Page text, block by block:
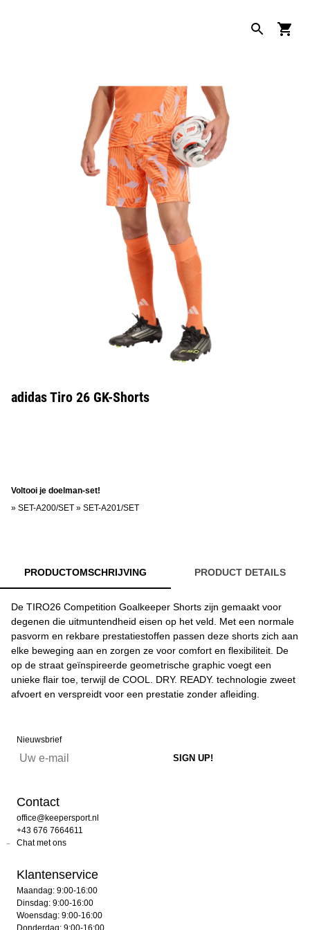
adidas Tiro 26 GK-Shorts
Voltooi je doelman-set!
» SET-A200/SET » SET-A201/SET
PRODUCTOMSCHRIJVING PRODUCT DETAILS
De TIRO26 Competition Goalkeeper Shorts zijn gemaakt voor
degenen die uitmuntendheid eisen op het veld. Met een normale
pasvorm en rekbare prestatiestoffen passen deze shorts zich aan
elke beweging aan en zorgen ze voor comfort en flexibiliteit. De
op de straat geïnspireerde geometrische graphic voegt een
unieke flair toe, terwijl de COOL. DRY. READY. technologie zweet
afvoert en verspreidt voor een prestatie zonder afleiding.
Nieuwsbrief
Contact
office@keepersport.nl
+43 676 7664611
Chat met ons
Klantenservice
Maandag: 9:00-16:00
Dinsdag: 9:00-16:00
Woensdag: 9:00-16:00
Donderdag: 9:00-16:00